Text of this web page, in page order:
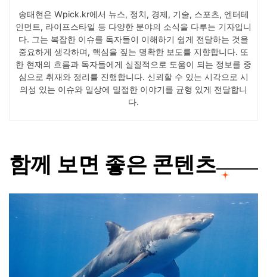
송태현은 Wpick.kr에서 뉴스, 정치, 경제, 기술, 스포츠, 엔터테
인먼트, 라이프스타일 등 다양한 분야의 소식을 다루는 기자입니
다. 그는 복잡한 이슈를 독자들이 이해하기 쉽게 전달하는 것을
중요하게 생각하며, 핵심을 짚는 명확한 보도를 지향합니다. 또
한 현재의 흐름과 독자들에게 실질적으로 도움이 되는 정보를 중
심으로 취재와 정리를 진행합니다. 신뢰할 수 있는 시각으로 시
의성 있는 이슈와 일상에 밀접한 이야기를 균형 있게 전달합니
다.
함께 보면 좋은 콘텐츠